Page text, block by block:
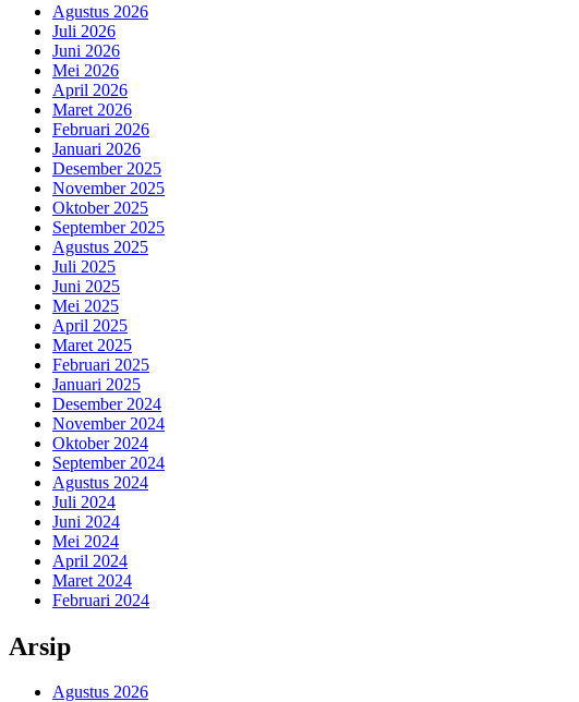
Agustus 2026
Juli 2026
Juni 2026
Mei 2026
April 2026
Maret 2026
Februari 2026
Januari 2026
Desember 2025
November 2025
Oktober 2025
September 2025
Agustus 2025
Juli 2025
Juni 2025
Mei 2025
April 2025
Maret 2025
Februari 2025
Januari 2025
Desember 2024
November 2024
Oktober 2024
September 2024
Agustus 2024
Juli 2024
Juni 2024
Mei 2024
April 2024
Maret 2024
Februari 2024
Arsip
Agustus 2026